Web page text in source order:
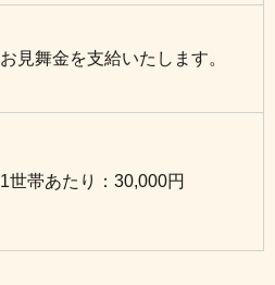
お見舞金を支給いたします。
1世帯あたり：30,000円